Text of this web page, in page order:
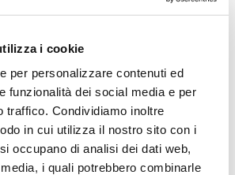
i cookie
per personalizzare contenuti ed
funzionalità dei social media e per
traffico. Condividiamo inoltre
in cui utilizza il nostro sito con i
occupano di analisi dei dati web,
i quali potrebbero combinarle